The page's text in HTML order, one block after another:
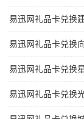
易迅网礼品卡兑换
易迅网礼品卡兑换
易迅网礼品卡兑换
易迅网礼品卡兑换